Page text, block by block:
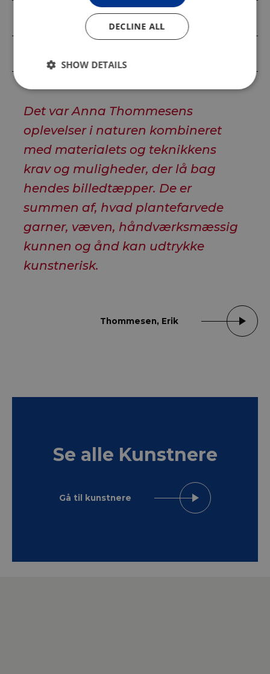
Farvens rytmik - arbejdsproces
Det var Anna Thommesens
oplevelser i naturen kombineret
med materialets og teknikkens
krav og muligheder, der lå bag
hendes billedtæpper. De er
summen af, hvad plantefarvede
garner, væven, håndværksmæssig
kunnen og ånd kan udtrykke
kunstnerisk.
Thommesen, Erik
Se alle Kunstnere
Gå til kunstnere
DECLINE ALL
SHOW DETAILS